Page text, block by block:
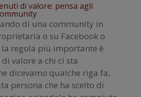
di valore: pensa agli
di una community in
o su Facebook o
la regola più importante è
valore a chi ci sta
dicevamo qualche riga fa,
persona che ha scelto di